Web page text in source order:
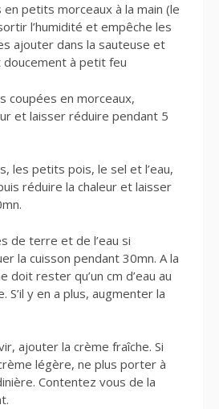
petits morceaux à la main (le
l’humidité et empêche les
ajouter dans la sauteuse et
à petit feu
coupées en morceaux,
et laisser réduire pendant 5
les petits pois, le sel et l’eau,
réduire la chaleur et laisser
de terre et de l’eau si
la cuisson pendant 30mn. A la
doit rester qu’un cm d’eau au
S’il y en a plus, augmenter la
ajouter la crème fraîche. Si
légère, ne plus porter à
Contentez vous de la